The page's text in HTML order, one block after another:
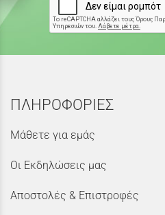
ΠΛΗΡΟΦΟΡΙΕΣ
Μάθετε για εμάς
Οι Εκδηλώσεις μας
Αποστολές & Επιστροφές